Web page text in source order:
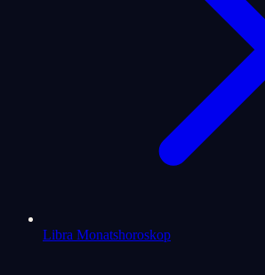
Libra Monatshoroskop